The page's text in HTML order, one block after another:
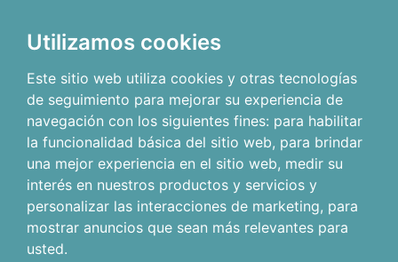
Utilizamos cookies
Este sitio web utiliza cookies y otras tecnologías
de seguimiento para mejorar su experiencia de
navegación con los siguientes fines: para habilitar
la funcionalidad básica del sitio web, para brindar
una mejor experiencia en el sitio web, medir su
interés en nuestros productos y servicios y
personalizar las interacciones de marketing, para
mostrar anuncios que sean más relevantes para
usted.